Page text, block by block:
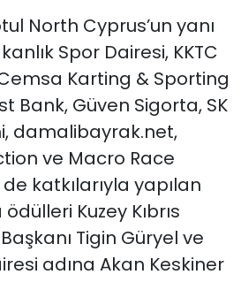
North Cyprus’un yanı
Spor Dairesi, KKTC
Karting & Sporting
Bank, Güven Sigorta, SK
damalibayrak.net,
ve Macro Race
katkılarıyla yapılan
Kuzey Kıbrıs
Tigin Güryel ve
adına Akan Keskiner